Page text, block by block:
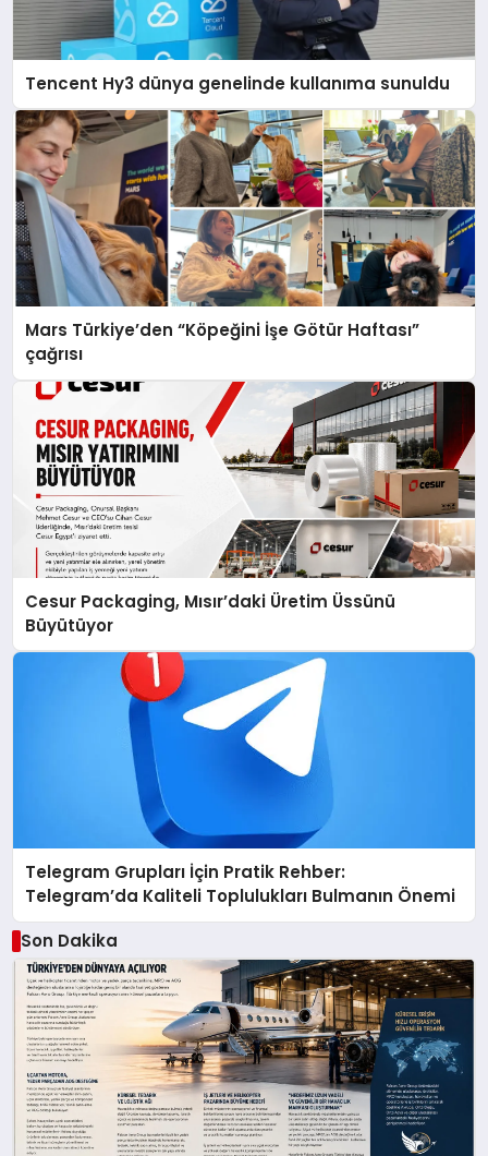
Tencent Hy3 dünya genelinde kullanıma sunuldu
Mars Türkiye’den “Köpeğini İşe Götür Haftası”
çağrısı
Cesur Packaging, Mısır’daki Üretim Üssünü
Büyütüyor
Telegram Grupları İçin Pratik Rehber:
Telegram’da Kaliteli Toplulukları Bulmanın Önemi
Son Dakika